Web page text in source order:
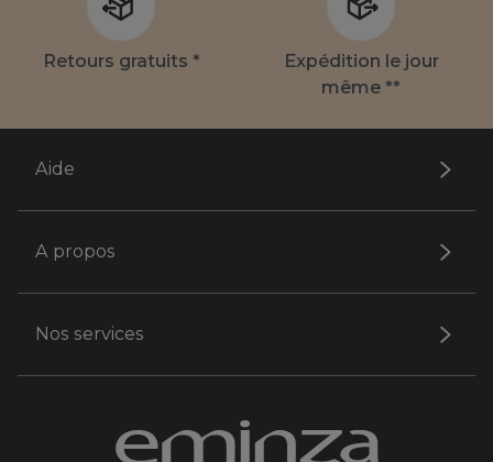
Retours gratuits *
Expédition le jour
même **
Aide
A propos
Nos services